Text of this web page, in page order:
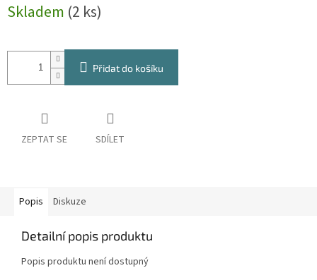
cena:
Skladem (2 ks)
Přidat do košíku
ZEPTAT SE SDÍLET
Popis Diskuze
Detailní popis produktu
Popis produktu není dostupný